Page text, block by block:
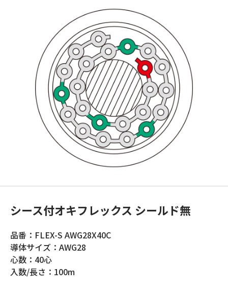
シース付オキフレックス シールド無
品番：FLEX-S AWG28X40C
導体サイズ：AWG28
心数：40心
入数/長さ：100m